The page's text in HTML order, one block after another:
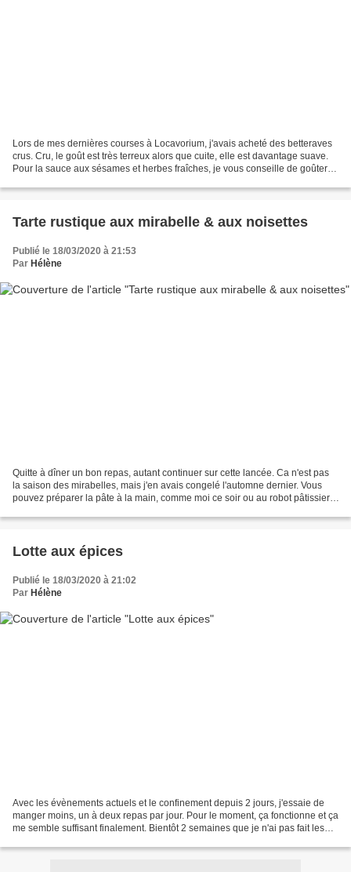
Lors de mes dernières courses à Locavorium, j'avais acheté des betteraves
crus. Cru, le goût est très terreux alors que cuite, elle est davantage suave.
Pour la sauce aux sésames et herbes fraîches, je vous conseille de goûter et
Tarte rustique aux mirabelle & aux noisettes
Publié le 18/03/2020 à 21:53
Par Hélène
Quitte à dîner un bon repas, autant continuer sur cette lancée. Ca n'est pas
la saison des mirabelles, mais j'en avais congelé l'automne dernier. Vous
pouvez préparer la pâte à la main, comme moi ce soir ou au robot pâtissier, il
Lotte aux épices
Publié le 18/03/2020 à 21:02
Par Hélène
Avec les évènements actuels et le confinement depuis 2 jours, j'essaie de
manger moins, un à deux repas par jour. Pour le moment, ça fonctionne et ça
me semble suffisant finalement. Bientôt 2 semaines que je n'ai pas fait les